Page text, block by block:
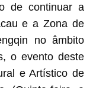
de continuar a
e a Zona de
no âmbito
o evento deste
e Artístico de